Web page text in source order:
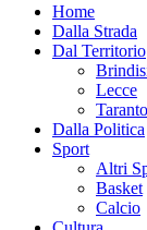
Home
Dalla Strada
Dal Territorio
Lecce
Taranto
Dalla Politica
Sport
Altri
Basket
Calcio